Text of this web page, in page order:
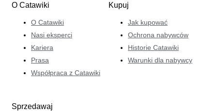
O Catawiki
O Catawiki
Nasi eksperci
Kariera
Prasa
Współpraca z Catawiki
Kupuj
Jak kupować
Ochrona nabywców
Historie Catawiki
Warunki dla nabywcy
Sprzedawaj